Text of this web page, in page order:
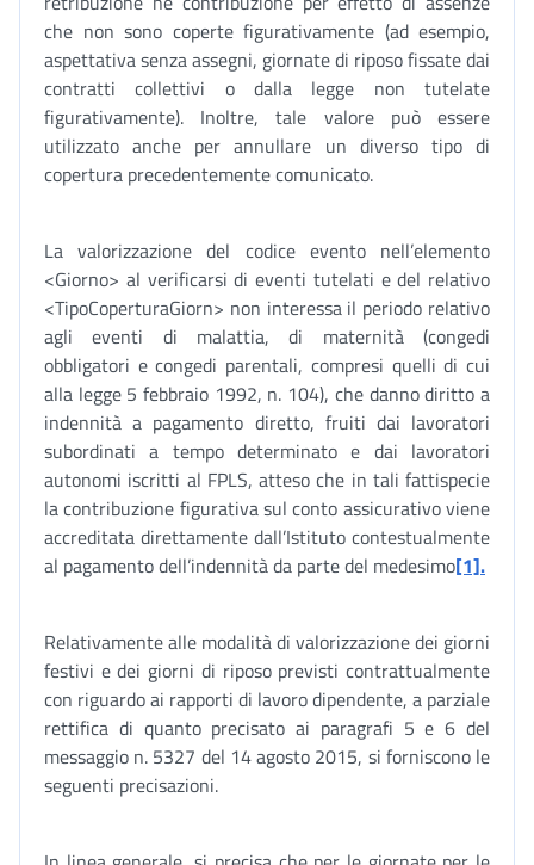
che non sono coperte figurativamente (ad esempio,
aspettativa senza assegni, giornate di riposo fissate dai
contratti collettivi o dalla legge non tutelate
figurativamente). Inoltre, tale valore può essere
utilizzato anche per annullare un diverso tipo di
copertura precedentemente comunicato.
La valorizzazione del codice evento nell’elemento
<Giorno> al verificarsi di eventi tutelati e del relativo
<TipoCoperturaGiorn> non interessa il periodo relativo
agli eventi di malattia, di maternità (congedi
obbligatori e congedi parentali, compresi quelli di cui
alla legge 5 febbraio 1992, n. 104), che danno diritto a
indennità a pagamento diretto, fruiti dai lavoratori
subordinati a tempo determinato e dai lavoratori
autonomi iscritti al FPLS, atteso che in tali fattispecie
la contribuzione figurativa sul conto assicurativo viene
accreditata direttamente dall’Istituto contestualmente
al pagamento dell’indennità da parte del medesimo[1].
Relativamente alle modalità di valorizzazione dei giorni
festivi e dei giorni di riposo previsti contrattualmente
con riguardo ai rapporti di lavoro dipendente, a parziale
rettifica di quanto precisato ai paragrafi 5 e 6 del
messaggio n. 5327 del 14 agosto 2015, si forniscono le
seguenti precisazioni.